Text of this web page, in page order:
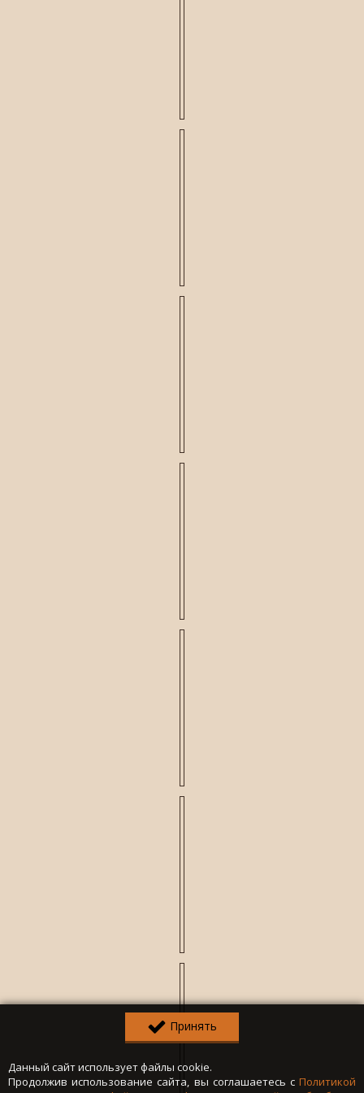
Принять
Данный сайт использует файлы cookie.
Продолжив использование сайта, вы соглашаетесь с Политикой